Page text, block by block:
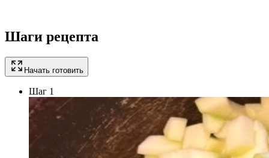
Шаги рецепта
Начать готовить
Шаг 1